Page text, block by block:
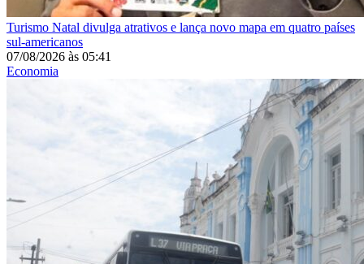
Turismo Natal divulga atrativos e lança novo mapa em quatro países
sul-americanos
07/08/2026 às 05:41
Economia